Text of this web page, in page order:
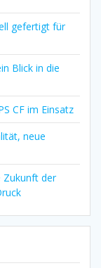
gefertigt für
Blick in die
CF im Einsatz
neue
Zukunft der